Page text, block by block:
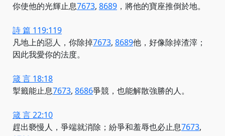
你使他的光輝止息7673, 8689 ，將他的寶座推倒於地。
詩 篇 119:119
凡地上的惡人， 你除掉7673, 8689他，好像除掉渣滓；
因此我愛你的法度。
箴 言 18:18
掣籤能止息7673, 8686爭競，也能解散強勝的人。
箴 言 22:10
趕出褻慢人，爭端就消除；紛爭和羞辱也必止息7673,